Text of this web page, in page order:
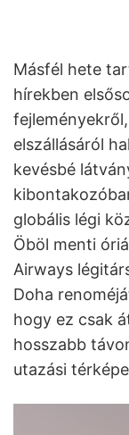
Másfél hete
hírekben
elszállásáról
kevésbé
globális légi
Öböl menti
Airways
Doha
hogy ez csak
hosszabb
utazási